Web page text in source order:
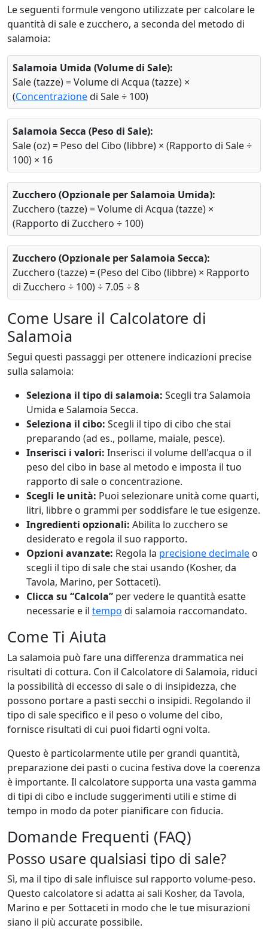
Le seguenti formule vengono utilizzate per calcolare le
quantità di sale e zucchero, a seconda del metodo di
salamoia:
Salamoia Umida (Volume di Sale):
Sale (tazze) = Volume di Acqua (tazze) ×
(Concentrazionedi Sale ÷ 100)
Salamoia Secca (Peso di Sale):
Sale (oz) = Peso del Cibo (libbre) × (Rapporto di Sale ÷
100) × 16
Zucchero (Opzionale per Salamoia Umida):
Zucchero (tazze) = Volume di Acqua (tazze) ×
(Rapporto di Zucchero ÷ 100)
Zucchero (Opzionale per Salamoia Secca):
Zucchero (tazze) = (Peso del Cibo (libbre) × Rapporto
di Zucchero ÷ 100) ÷ 7.05 ÷ 8
Come Usare il Calcolatore di
Salamoia
Segui questi passaggi per ottenere indicazioni precise
sulla salamoia:
Seleziona il tipo di salamoia: Scegli tra Salamoia
Umida e Salamoia Secca.
Seleziona il cibo: Scegli il tipo di cibo che stai
preparando (ad es., pollame, maiale, pesce).
Inserisci i valori: Inserisci il volume dell'acqua o il
peso del cibo in base al metodo e imposta il tuo
rapporto di sale o concentrazione.
Scegli le unità: Puoi selezionare unità come quarti,
litri, libbre o grammi per soddisfare le tue esigenze.
Ingredienti opzionali: Abilita lo zucchero se
desiderato e regola il suo rapporto.
Opzioni avanzate: Regola la precisione decimale o
scegli il tipo di sale che stai usando (Kosher, da
Tavola, Marino, per Sottaceti).
Clicca su “Calcola” per vedere le quantità esatte
necessarie e il tempo di salamoia raccomandato.
Come Ti Aiuta
La salamoia può fare una differenza drammatica nei
risultati di cottura. Con il Calcolatore di Salamoia, riduci
la possibilità di eccesso di sale o di insipidezza, che
possono portare a pasti secchi o insipidi. Regolando il
tipo di sale specifico e il peso o volume del cibo,
fornisce risultati di cui puoi fidarti ogni volta.
Questo è particolarmente utile per grandi quantità,
preparazione dei pasti o cucina festiva dove la coerenza
è importante. Il calcolatore supporta una vasta gamma
di tipi di cibo e include suggerimenti utili e stime di
tempo in modo da poter pianificare con fiducia.
Domande Frequenti (FAQ)
Posso usare qualsiasi tipo di sale?
Sì, ma il tipo di sale influisce sul rapporto volume-peso.
Questo calcolatore si adatta ai sali Kosher, da Tavola,
Marino e per Sottaceti in modo che le tue misurazioni
siano il più accurate possibile.